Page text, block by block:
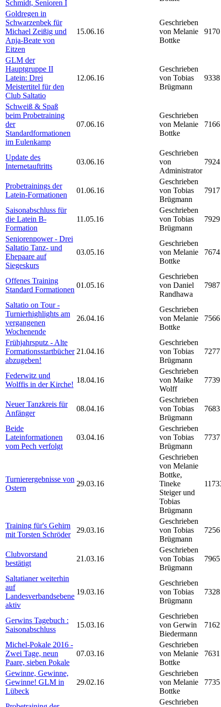
Schmidt, Senioren I
Goldregen in
Schwarzenbek für
Michael Zeißig und
Anja-Beate von
Eitzen
15.06.16
Geschrieben
von Melanie
Bottke
9170
GLM der
Hauptgruppe II
Latein: Drei
Meistertitel für den
Club Saltatio
12.06.16
Geschrieben
von Tobias
Brügmann
9338
Schweiß & Spaß
beim Probetraining
der
Standardformationen
im Eulenkamp
07.06.16
Geschrieben
von Melanie
Bottke
7166
Update des
Internetauftritts
03.06.16
Geschrieben
von
Administrator
7924
Probetrainings der
Latein-Formationen
01.06.16
Geschrieben
von Tobias
Brügmann
7917
Saisonabschluss für
die Latein B-
Formation
11.05.16
Geschrieben
von Tobias
Brügmann
7929
Seniorenpower - Drei
Saltatio Tanz- und
Ehepaare auf
Siegeskurs
03.05.16
Geschrieben
von Melanie
Bottke
7674
Offenes Training
Standard Formationen
01.05.16
Geschrieben
von Daniel
Randhawa
7987
Saltatio on Tour -
Turnierhighlights am
vergangenen
Wochenende
26.04.16
Geschrieben
von Melanie
Bottke
7566
Frühjahrsputz - Alte
Formationsstartbücher
abzugeben!
21.04.16
Geschrieben
von Tobias
Brügmann
7277
Federwitz und
Wolffis in der Kirche!
18.04.16
Geschrieben
von Maike
Wolff
7739
Neuer Tanzkreis für
Anfänger
08.04.16
Geschrieben
von Tobias
Brügmann
7683
Beide
Lateinformationen
vom Pech verfolgt
03.04.16
Geschrieben
von Tobias
Brügmann
7737
Turnierergebnisse von
Ostern
29.03.16
Geschrieben
von Melanie
Bottke,
Tineke
Steiger und
Tobias
Brügmann
Training für's Gehirn
mit Torsten Schröder
29.03.16
Geschrieben
von Tobias
Brügmann
7256
Clubvorstand
bestätigt
21.03.16
Geschrieben
von Tobias
Brügmann
7965
Saltatianer weiterhin
auf
Landesverbandsebene
aktiv
19.03.16
Geschrieben
von Tobias
Brügmann
7328
Gerwins Tagebuch :
Saisonabschluss
15.03.16
Geschrieben
von Gerwin
Biedermann
7162
Michel-Pokale 2016 -
Zwei Tage, neun
Paare, sieben Pokale
07.03.16
Geschrieben
von Melanie
Bottke
7631
Gewinne, Gewinne,
Gewinne! GLM in
Lübeck
29.02.16
Geschrieben
von Melanie
Bottke
7735
Geschrieben